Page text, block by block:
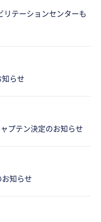
リテーションセンターも
らせ
プテン決定のお知らせ
知らせ